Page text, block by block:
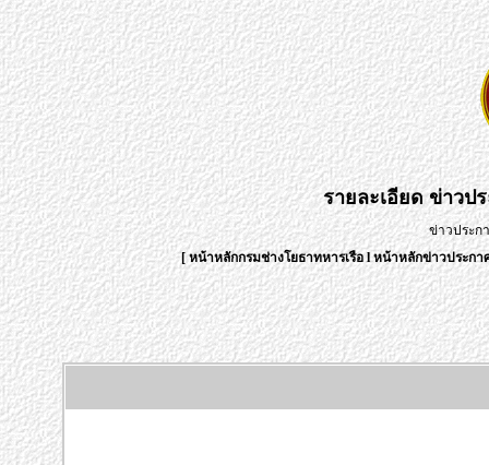
รายละเอียดข่าวป
ข่าวประก
[หน้าหลักกรมช่างโยธาทหารเรือlหน้าหลักข่าวประกา